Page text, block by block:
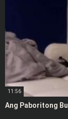
11:56
Ang Paboritong